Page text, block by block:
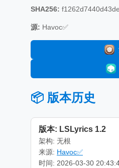
SHA256:
源: Havoc✅
📦 版本历史
版本: LSLyrics 1.2
架构: 无根
来源: Havoc✅
时间: 2026-03-30